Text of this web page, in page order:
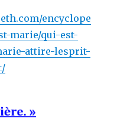
encyclope
marie/qui-est-
attire-lesprit-